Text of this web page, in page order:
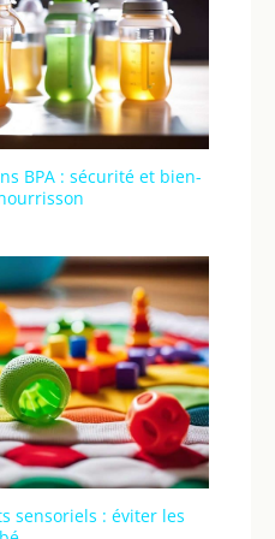
BPA : sécurité et bien-
sensoriels : éviter les